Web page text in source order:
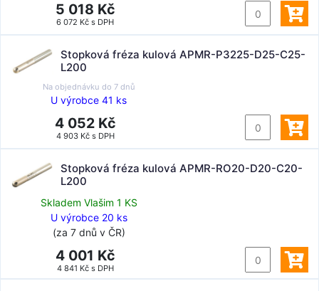
5 018 Kč
6 072 Kč s DPH
Stopková fréza kulová APMR-P3225-D25-C25-
L200
Na objednávku do 7 dnů
U výrobce 41 ks
4 052 Kč
4 903 Kč s DPH
Stopková fréza kulová APMR-RO20-D20-C20-
L200
Skladem Vlašim 1 KS
U výrobce 20 ks
(za 7 dnů v ČR)
4 001 Kč
4 841 Kč s DPH